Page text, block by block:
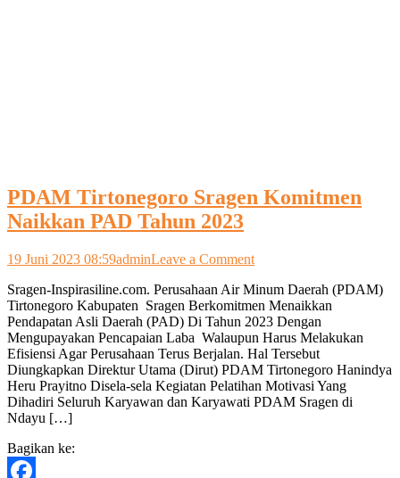
PDAM Tirtonegoro Sragen Komitmen
Naikkan PAD Tahun 2023
19 Juni 2023 08:59adminLeave a Commenton
Tirtonegoro
Sragen
Komitmen
Naikkan
PAD
Tahun
2023
Sragen-Inspirasiline.com. Perusahaan Air Minum Daerah (PDAM)
Tirtonegoro Kabupaten Sragen Berkomitmen Menaikkan
Pendapatan Asli Daerah (PAD) Di Tahun 2023 Dengan
Mengupayakan Pencapaian Laba Walaupun Harus Melakukan
Efisiensi Agar Perusahaan Terus Berjalan. Hal Tersebut
Diungkapkan Direktur Utama (Dirut) PDAM Tirtonegoro Hanindya
Heru Prayitno Disela-sela Kegiatan Pelatihan Motivasi Yang
Dihadiri Seluruh Karyawan dan Karyawati PDAM Sragen di
Ndayu […]
Bagikan ke: